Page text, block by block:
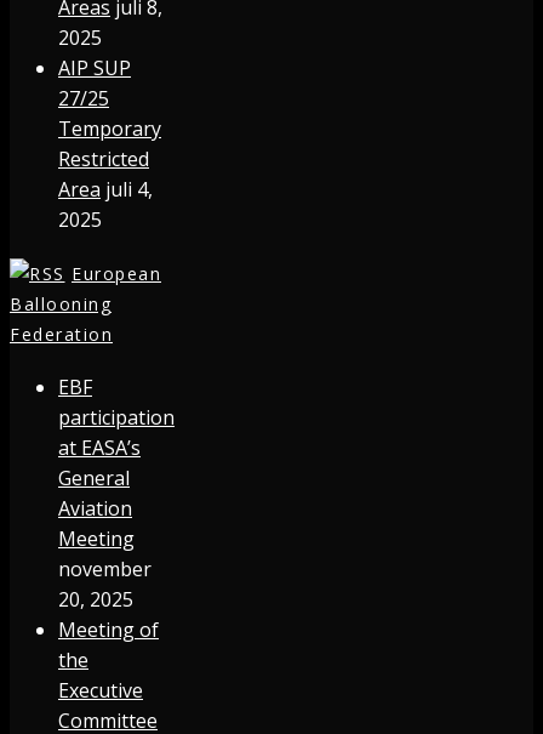
Areas juli 8,
2025
AIP SUP
27/25
Temporary
Restricted
Area juli 4,
2025
European
Ballooning
Federation
EBF
participation
at EASA’s
General
Aviation
Meeting
november
20, 2025
Meeting of
the
Executive
Committee